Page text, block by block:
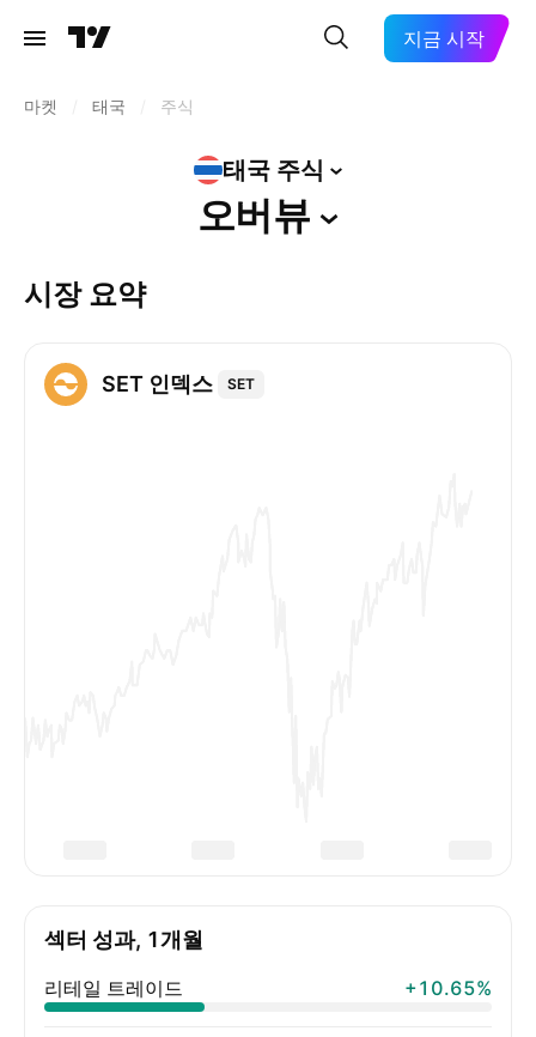
지금 시작
마켓 태국 주식
태국 주식
오버뷰
시장 요약
SET 인덱스 SET
섹터 성과, 1개월
리테일 트레이드 +10.65%